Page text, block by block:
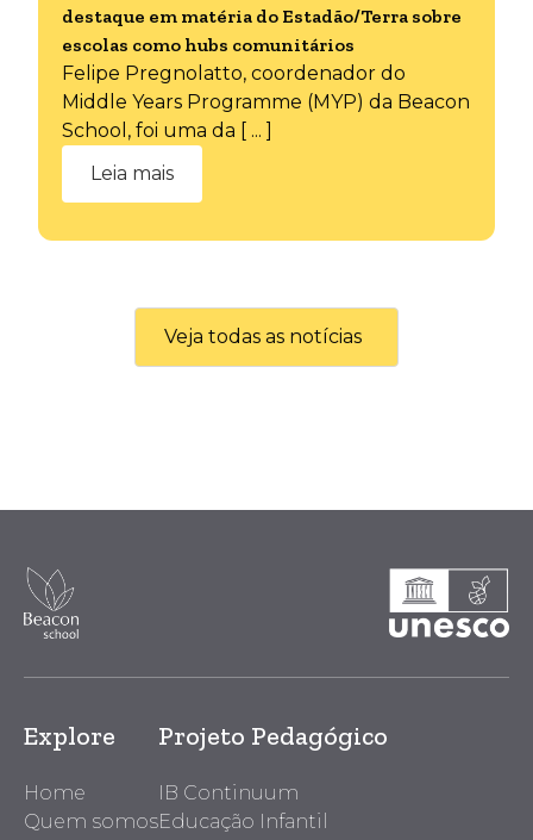
destaque em matéria do Estadão/Terra sobre
escolas como hubs comunitários
Felipe Pregnolatto, coordenador do
Middle Years Programme (MYP) da Beacon
School, foi uma da [ ... ]
Leia mais
Veja todas as notícias
Explore
Home
Quem somos
Projeto Pedagógico
IB Continuum
Educação Infantil